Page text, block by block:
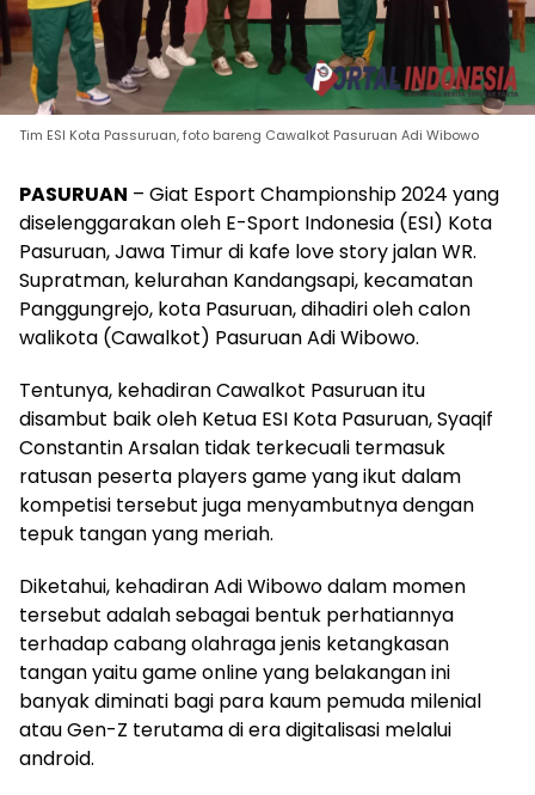
Tim ESI Kota Passuruan, foto bareng Cawalkot Pasuruan Adi Wibowo
PASURUAN – Giat Esport Championship 2024 yang
diselenggarakan oleh E-Sport Indonesia (ESI) Kota
Pasuruan, Jawa Timur di kafe love story jalan WR.
Supratman, kelurahan Kandangsapi, kecamatan
Panggungrejo, kota Pasuruan, dihadiri oleh calon
walikota (Cawalkot) Pasuruan Adi Wibowo.
Tentunya, kehadiran Cawalkot Pasuruan itu
disambut baik oleh Ketua ESI Kota Pasuruan, Syaqif
Constantin Arsalan tidak terkecuali termasuk
ratusan peserta players game yang ikut dalam
kompetisi tersebut juga menyambutnya dengan
tepuk tangan yang meriah.
Diketahui, kehadiran Adi Wibowo dalam momen
tersebut adalah sebagai bentuk perhatiannya
terhadap cabang olahraga jenis ketangkasan
tangan yaitu game online yang belakangan ini
banyak diminati bagi para kaum pemuda milenial
atau Gen-Z terutama di era digitalisasi melalui
android.